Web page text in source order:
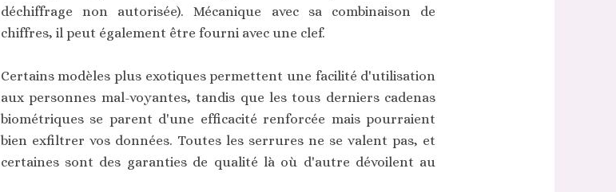
déchiffrage non autorisée). Mécanique avec sa combinaison de
chiffres, il peut également être fourni avec une clef.
Certains modèles plus exotiques permettent une facilité d'utilisation
aux personnes mal-voyantes, tandis que les tous derniers cadenas
biométriques se parent d'une efficacité renforcée mais pourraient
bien exfiltrer vos données. Toutes les serrures ne se valent pas, et
certaines sont des garanties de qualité là où d'autre dévoilent au